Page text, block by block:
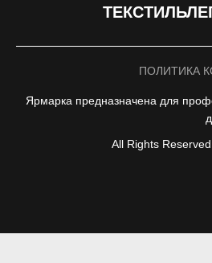
ПОЛИТИКА
Ярмарка предназначена для
All Rights